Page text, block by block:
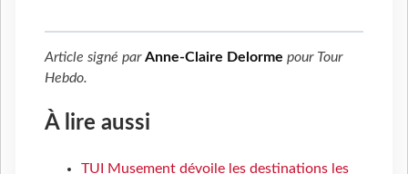
Article signé parAnne-Claire Delorme pour Tour
Hebdo.
À lire aussi
TUI Musement dévoile les destinations les